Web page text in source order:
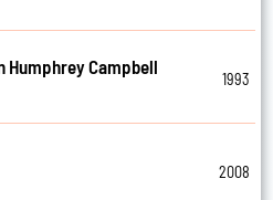
Humphrey Campbell
1993
2008